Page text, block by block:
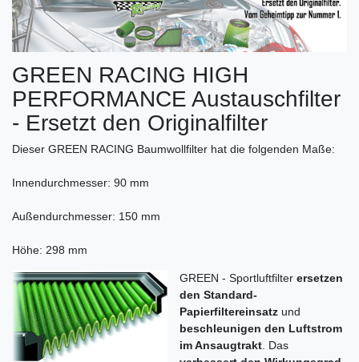
GREEN RACING HIGH
PERFORMANCE Austauschfilter
- Ersetzt den Originalfilter
Dieser GREEN RACING Baumwollfilter hat die folgenden Maße:
Innendurchmesser: 90 mm
Außendurchmesser: 150 mm
Höhe: 298 mm
GREEN - Sportluftfilter ersetzen
den Standard-
Papierfiltereinsatz und
beschleunigen den Luftstrom
im Ansaugtrakt. Das